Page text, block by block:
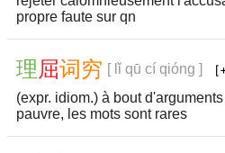
propre faute sur qn
理屈词 穷 [ lǐ qū cí qióng ]
(expr. idiom.) à bout
pauvre, les mots sont rares